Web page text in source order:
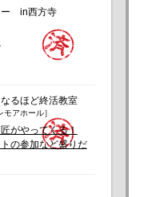
ー in西方寺
るほど終活教室
アホール］
がやってくる！
の参加など盛りだ